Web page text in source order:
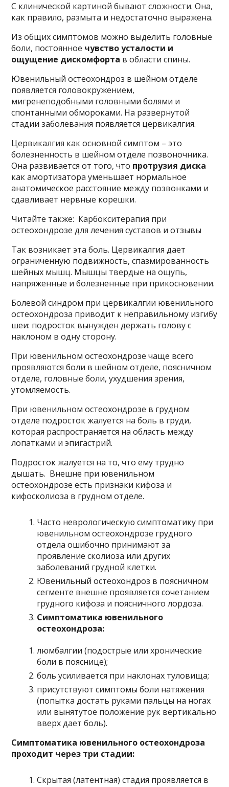
С клинической картиной бывают сложности. Она,
как правило, размыта и недостаточно выражена.
Из общих симптомов можно выделить головные
боли, постоянное чувство усталости и
ощущение дискомфорта в области спины.
Ювенильный остеохондроз в шейном отделе
появляется головокружением,
мигренеподобными головными болями и
спонтанными обмороками. На развернутой
стадии заболевания появляется цервикалгия.
Цервикалгия как основной симптом – это
болезненность в шейном отделе позвоночника.
Она развивается от того, что протрузия диска
как амортизатора уменьшает нормальное
анатомическое расстояние между позвонками и
сдавливает нервные корешки.
Читайте также: Карбокситерапия при
остеохондрозе для лечения суставов и отзывы
Так возникает эта боль. Цервикалгия дает
ограниченную подвижность, спазмированность
шейных мышц. Мышцы твердые на ощупь,
напряженные и болезненные при прикосновении.
Болевой синдром при цервикалгии ювенильного
остеохондроза приводит к неправильному изгибу
шеи: подросток вынужден держать голову с
наклоном в одну сторону.
При ювенильном остеохондрозе чаще всего
проявляются боли в шейном отделе, поясничном
отделе, головные боли, ухудшения зрения,
утомляемость.
При ювенильном остеохондрозе в грудном
отделе подросток жалуется на боль в груди,
которая распространяется на область между
лопатками и эпигастрий.
Подросток жалуется на то, что ему трудно
дышать. Внешне при ювенильном
остеохондрозе есть признаки кифоза и
кифосколиоза в грудном отделе.
Часто неврологическую симптоматику при
ювенильном остеохондрозе грудного
отдела ошибочно принимают за
проявление сколиоза или других
заболеваний грудной клетки.
Ювенильный остеохондроз в поясничном
сегменте внешне проявляется сочетанием
грудного кифоза и поясничного лордоза.
Симптоматика ювенильного
остеохондроза:
люмбалгии (подострые или хронические
боли в пояснице);
боль усиливается при наклонах туловища;
присутствуют симптомы боли натяжения
(попытка достать руками пальцы на ногах
или вынятутое положение рук вертикально
вверх дает боль).
Симптоматика ювенильного остеохондроза
проходит через три стадии:
Скрытая (латентная) стадия проявляется в